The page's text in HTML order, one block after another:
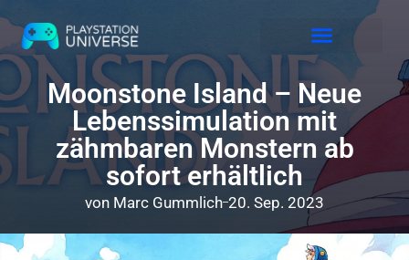
Moonstone Island – Neue
Lebenssimulation mit
zähmbaren Monstern ab
sofort erhältlich
von Marc Gummlich 20. Sep. 2023